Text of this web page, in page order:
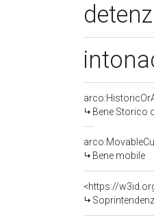
Bene Storico
Bene mobile
<https://